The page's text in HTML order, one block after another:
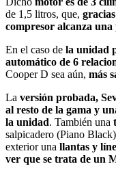
de 1,5 litros, que,
compresor alcanza una
En el caso de la unidad
automático de 6
Cooper D sea aún, más
La versión probada,
al resto de la gama y
la unidad. También una
salpicadero (Piano
exterior una llantas y
ver que se trata de un